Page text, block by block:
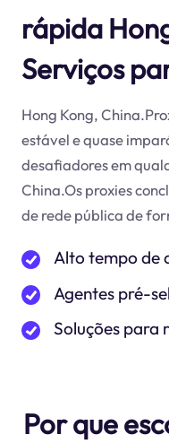
rápida
Serviços
Hong Kong,
estável e quase
desafiadores em
China.Os proxies
de rede pública de
Alto tempo de
Agentes pré-
Soluções para
Por que